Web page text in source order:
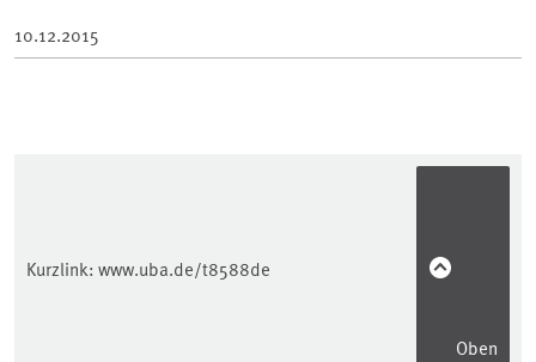
10.12.2015
Kurzlink: www.uba.de/t8588de
Oben